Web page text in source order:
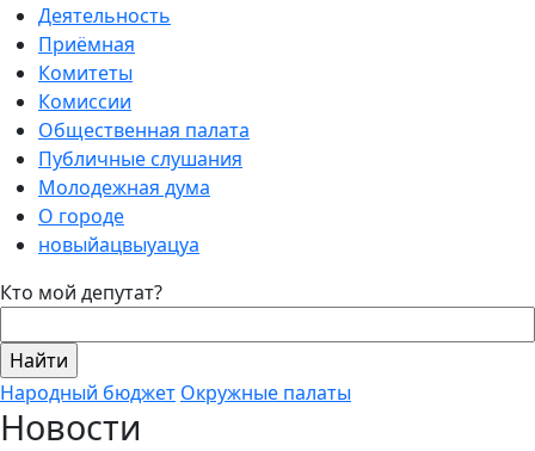
Деятельность
Приёмная
Комитеты
Комиссии
Общественная палата
Публичные слушания
Молодежная дума
О городе
новыйацвыуацуа
Кто мой депутат?
Народный бюджет Окружные палаты
Новости